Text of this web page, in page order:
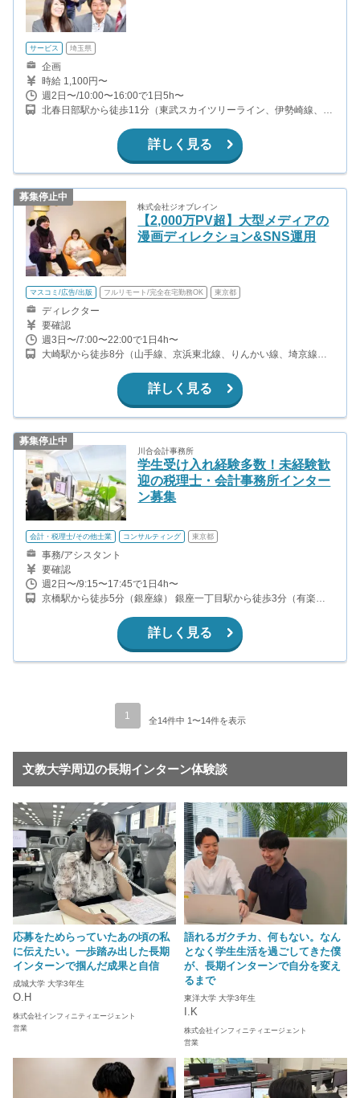
サービス 埼玉県
企画
時給 1,100円〜
週2日〜/10:00〜16:00で1日5h〜
北春日部駅から徒歩11分（東武スカイツリーライン、伊勢崎線、東
詳しく見る
募集停止中
株式会社ジオブレイン
【2,000万PV超】大型メディアの
漫画ディレクション&SNS運用
マスコミ/広告/出版 フルリモート/完全在宅勤務OK 東京都
ディレクター
要確認
週3日〜/7:00〜22:00で1日4h〜
大崎駅から徒歩8分（山手線、京浜東北線、りんかい線、埼京線、
詳しく見る
募集停止中
川合会計事務所
学生受け入れ経験多数！未経験歓
迎の税理士・会計事務所インター
ン募集
会計・税理士/その他士業 コンサルティング 東京都
事務/アシスタント
要確認
週2日〜/9:15〜17:45で1日4h〜
京橋駅から徒歩5分（銀座線） 銀座一丁目駅から徒歩3分（有楽町
ら徒歩5分（浅草線） 有楽町駅から徒歩8分（ＪＲ山手線）
詳しく見る
1 全14件中 1〜14件を表示
文教大学周辺の長期インターン体験談
応募をためらっていたあの頃の私
に伝えたい。一歩踏み出した長期
インターンで掴んだ成果と自信
成城大学 大学3年生
O.H
株式会社インフィニティエージェント
営業
語れるガクチカ、何もない。なん
となく学生生活を過ごしてきた僕
が、長期インターンで自分を変え
るまで
東洋大学 大学3年生
I.K
株式会社インフィニティエージェント
営業